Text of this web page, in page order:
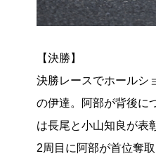
【決勝】
決勝レースでホールシ
の伊達。阿部が背後に
は長尾と小山知良が表
2周目に阿部が首位奪